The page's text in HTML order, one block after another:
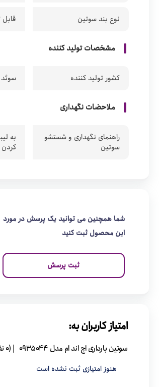
نوع بند سوتین
مشخصات تولید کننده
کشور تولید کننده سوئد
ملاحضات نگهداری
راهنمای نگهداری و شستشو
سوتین
به
شما همچنین می توانید یک پرسش در مورد
این محصول ثبت کنید
ثبت پرسش
امتیاز کاربران به:
سوتین بارداری اچ اند ام مدل 0935044 | (0 نفر )
هنوز امتیازی ثبت نشده است